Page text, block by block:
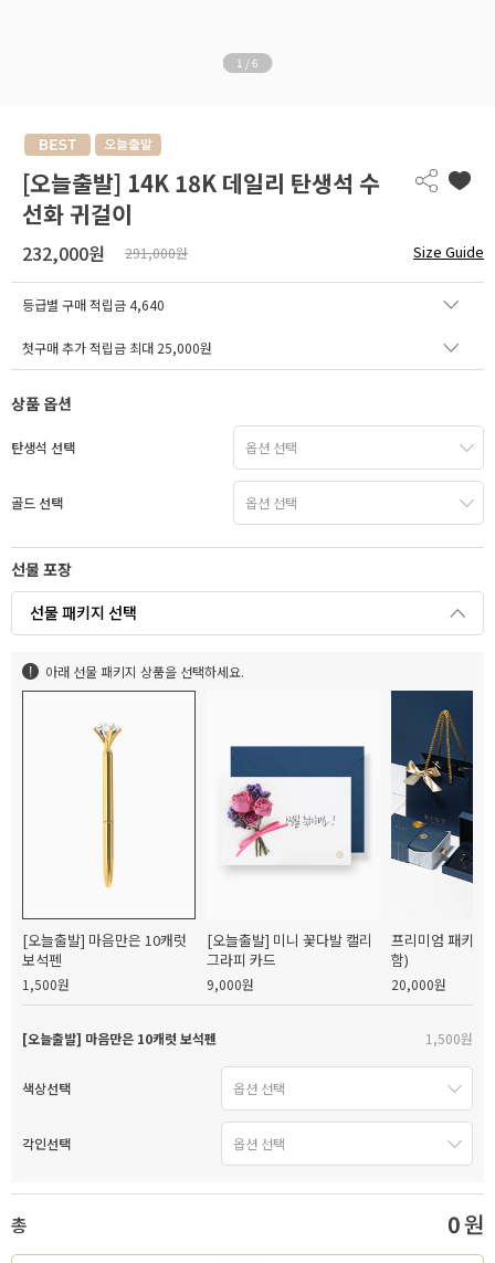
1 /6
[오늘출발] 14K 18K 데일리 탄생석 수
선화 귀걸이
232,000원 291,000원 Size Guide
등급별 구매 적립금4,640
첫구매 추가 적립금 최대 25,000원
상품 옵션
탄생석 선택
골드 선택
선물 포장
선물 패키지 선택
아래 선물 패키지 상품을 선택하세요.
[오늘출발] 마음만은 10캐럿
보석펜
1,500원
[오늘출발] 미니 꽃다발 캘리
그라피 카드
9,000원
프리미엄 패키지
함)
20,000원
[오늘출발] 마음만은 10캐럿 보석펜 1,500원
색상선택
각인선택
총 0원